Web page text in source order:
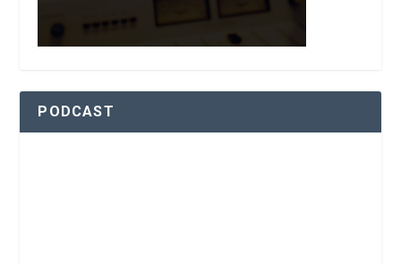
PODCAST